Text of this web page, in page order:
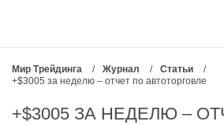
Мир Трейдинга / Журнал / Статьи
/
+$3005 за неделю – отчет по автоторговле
+$3005 ЗА НЕДЕЛЮ –